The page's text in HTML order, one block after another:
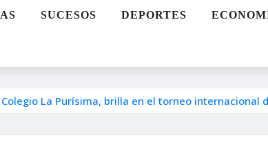
SUCESOS DEPORTES
Colegio La Purísima, brilla en el torneo internacional